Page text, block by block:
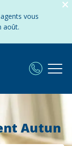
vous
août.
Autun